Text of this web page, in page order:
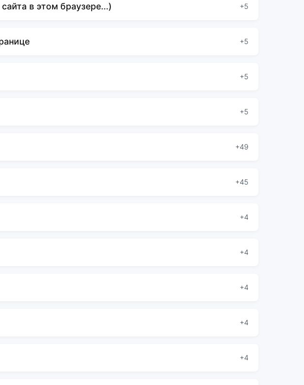
в этом браузере...) +5
+5
+5
+5
+49
+45
+4
+4
+4
+4
+4